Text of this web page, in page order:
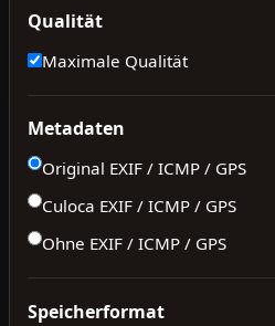
Qualität
Maximale Qualität
Metadaten
Original EXIF / ICMP / GPS
Culoca EXIF / ICMP / GPS
Ohne EXIF / ICMP / GPS
Speicherformat